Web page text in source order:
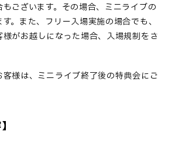
ございます。その場合、ミニライブの
。また、フリー入場実施の場合でも、
がお越しになった場合、入場規制をさ
様は、ミニライブ終了後の特典会にご